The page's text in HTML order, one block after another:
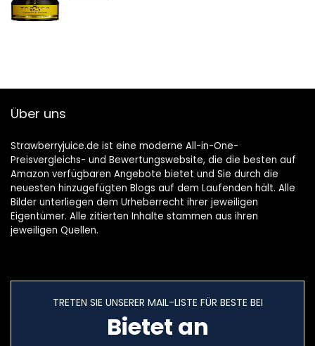
Über uns
Strawberryjuice.de ist eine moderne All-in-One-
Preisvergleichs- und Bewertungswebsite, die die besten auf
Amazon verfügbaren Angebote bietet und Sie durch die
neuesten hinzugefügten Blogs auf dem Laufenden hält. Alle
Bilder unterliegen dem Urheberrecht ihrer jeweiligen
Eigentümer. Alle zitierten Inhalte stammen aus ihren
jeweiligen Quellen.
TRETEN SIE UNSERER MAIL-LISTE FÜR BESTE BEI
Bietet an